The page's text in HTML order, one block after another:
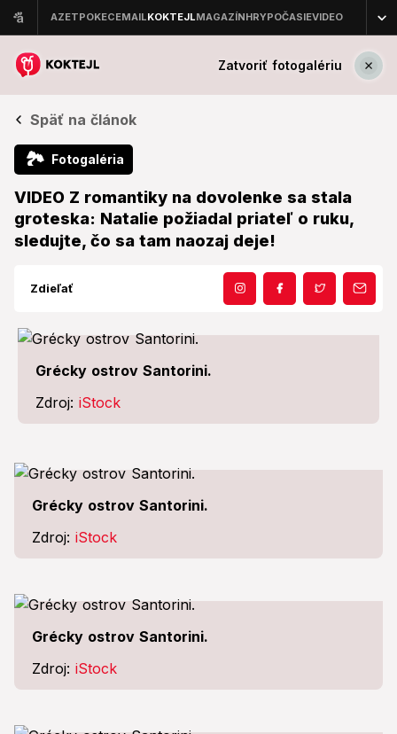
Zatvoriť fotogalériu
Späť na článok
🏞 Fotogaléria
VIDEO Z romantiky na dovolenke sa stala
groteska: Natalie požiadal priateľ o ruku,
sledujte, čo sa tam naozaj deje!
Zdieľať
Grécky ostrov Santorini.
Zdroj: iStock
Grécky ostrov Santorini.
Zdroj: iStock
Grécky ostrov Santorini.
Zdroj: iStock